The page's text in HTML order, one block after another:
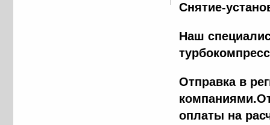
Снятие-
Наш
Отправка в
оплаты на